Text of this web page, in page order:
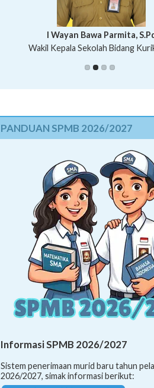
Putu Suhartana, S.Pd.
I Wayan Bawa Parmita,
Wakil Kepala Sekolah Bidang
I Wayan Gede Aditya Pratita,
Wakil Kepala Sekolah Bidang
Ni Wayan Nopi Sutantri,
PANDUAN SPMB 2026/2027
Informasi SPMB 2026/2027
Sistem penerimaan murid baru tahun
2026/2027, simak informasi berikut: